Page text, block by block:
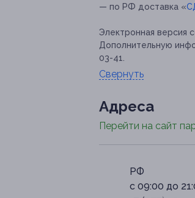
— по РФ доставка «
Электронная версия
Дополнительную
03-41.
Свернуть
Адресa
Перейти на сайт
РФ
с 09:00 до